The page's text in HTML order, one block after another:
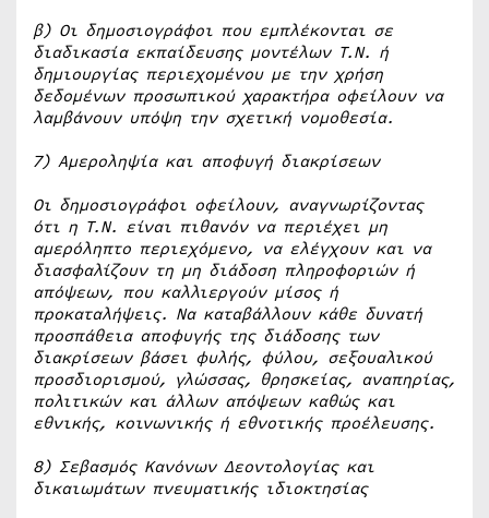
β) Οι δημοσιογράφοι που εμπλέκονται σε
διαδικασία εκπαίδευσης μοντέλων Τ.Ν. ή
δημιουργίας περιεχομένου με την χρήση
δεδομένων προσωπικού χαρακτήρα οφείλουν να
λαμβάνουν υπόψη την σχετική νομοθεσία.
7) Αμεροληψία και αποφυγή διακρίσεων
Οι δημοσιογράφοι οφείλουν, αναγνωρίζοντας
ότι η Τ.Ν. είναι πιθανόν να περιέχει μη
αμερόληπτο περιεχόμενο, να ελέγχουν και να
διασφαλίζουν τη μη διάδοση πληροφοριών ή
απόψεων, που καλλιεργούν μίσος ή
προκαταλήψεις. Να καταβάλλουν κάθε δυνατή
προσπάθεια αποφυγής της διάδοσης των
διακρίσεων βάσει φυλής, φύλου, σεξουαλικού
προσδιορισμού, γλώσσας, θρησκείας, αναπηρίας,
πολιτικών και άλλων απόψεων καθώς και
εθνικής, κοινωνικής ή εθνοτικής προέλευσης.
8) Σεβασμός Κανόνων Δεοντολογίας και
δικαιωμάτων πνευματικής ιδιοκτησίας